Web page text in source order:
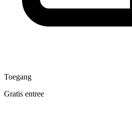
Toegang
Gratis entree